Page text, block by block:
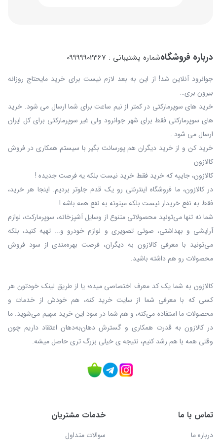
درباره فروشگاهشماره پشتیبانی : 09999902367
جوانرود آنلاین شد! از این به بعد لازم نیست برای خرید مایحتاج روزانه
بیرون بری…
خرید های سوپرمارکتی در کمتر از نیم ساعت برای شما ارسال می شود. خرید
های سوپرمارکتی فقط برای شهر جوانرود ولی غیر سوپرمارکتی برای کل ایران
ارسال می شود .
خرید کن و از خرید دیگران هم پورسانت بگیر با سیستم همکاری در فروش
کالازون
کالازون، جاییه که خرید فقط خرید نیست بلکه یه فرصت جدیده !
در کالازون، ما فروشگاه اینترنتی رو یک قدم جلوتر بردیم. اینجا هر خرید،
فقط به نفع خریدار نیست بلکه میتونه به نفع همه باشه !
شما نه‌ تنها می‌تونید محصولاتی متنوع از وسایل آشپزخانه، سوپرمارکت، لوازم
آرایشی و بهداشتی، صوتی تصویری و لوازم خودرو و... تهیه کنید، بلکه
می‌تونید با معرفی کالازون به دیگران، فرصت بهره‌مندی از سود فروش
محصولات رو هم داشته باشید.
کالازون به شما یک کد معرف اختصاصی میده؛ یا از طریق لینک خودتون هر
کسی که با معرفی شما از سایت خرید کنه، هم خودش از خدمات و
محصولات ما استفاده می‌کنه، و هم شما در سود این خرید سهیم می‌شوید. ما
در کالازون به قدرت همکاری و گسترش دهان‌به‌دهان اعتقاد داریم چون
وقتی همه با هم رشد کنیم، نتیجه ی خیلی بزرگ‌ تری حاصل میشه.
تماس با ما
درباره ما
خدمات مشتریان
سوالات متداول